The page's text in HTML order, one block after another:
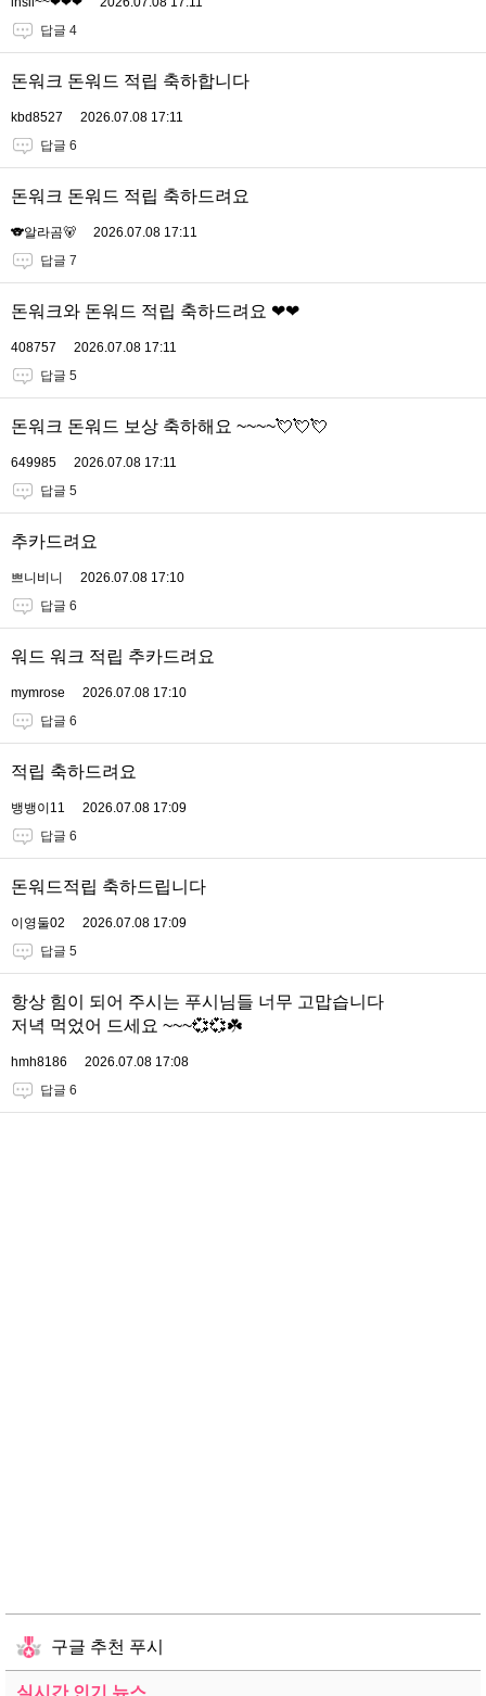
답글 4
돈워크 돈워드 적립 축하합니다
kbd8527
2026.07.08 17:11
답글 6
돈워크 돈워드 적립 축하드려요
🐨알라곰🐻
2026.07.08 17:11
답글 7
돈워크와 돈워드 적립 축하드려요 ❤❤
408757
2026.07.08 17:11
답글 5
돈워크 돈워드 보상 축하해요 ~~~~💘💘💘
649985
2026.07.08 17:11
답글 5
추카드려요
쁘니비니
2026.07.08 17:10
답글 6
워드 워크 적립 추카드려요
mymrose
2026.07.08 17:10
답글 6
적립 축하드려요
뱅뱅이11
2026.07.08 17:09
답글 6
돈워드적립 축하드립니다
이영둘02
2026.07.08 17:09
답글 5
항상 힘이 되어 주시는 푸시님들 너무 고맙습니다
저녁 먹었어 드세요 ~~~💞💞☘️
hmh8186
2026.07.08 17:08
답글 6
구글 추천 푸시